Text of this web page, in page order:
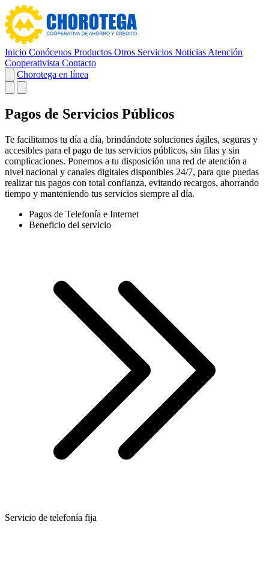
Inicio Conócenos Productos Otros Servicios Noticias Atención
Cooperativista Contacto
Chorotega en línea
Pagos de Servicios Públicos
Te facilitamos tu día a día, brindándote soluciones ágiles, seguras y
accesibles para el pago de tus servicios públicos, sin filas y sin
complicaciones. Ponemos a tu disposición una red de atención a
nivel nacional y canales digitales disponibles 24/7, para que puedas
realizar tus pagos con total confianza, evitando recargos, ahorrando
tiempo y manteniendo tus servicios siempre al día.
Pagos de Telefonía e Internet
Beneficio del servicio
Servicio de telefonía fija